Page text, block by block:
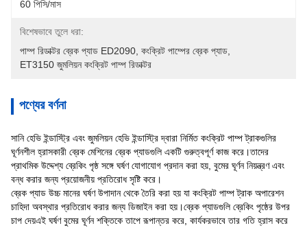
60 পিসি/মাস
বিশেষভাবে তুলে ধরা:
পাম্প রিডাক্টর ব্রেক প্যাড ED2090 কংক্রিট পাম্পের ব্রেক প্যাড
ET3150 জুমলিয়ন কংক্রিট পাম্প রিডাক্টর
পণ্যের বর্ণনা
সানি হেভি ইন্ডাস্ট্রি এবং জুমলিয়ন হেভি ইন্ডাস্ট্রি দ্বারা নির্মিত কংক্রিট পাম্প ট্রাকগুলির
ঘূর্ণনশীল হ্রাসকারী ব্রেক মেশিনের ব্রেক প্যাডগুলি একটি গুরুত্বপূর্ণ কাজ করে।তাদের
প্রাথমিক উদ্দেশ্য ব্রেকিং পৃষ্ঠ সঙ্গে ঘর্ষণ যোগাযোগ প্রদান করা হয়, বুমের ঘূর্ণন নিয়ন্ত্রণ এবং
বন্ধ করার জন্য প্রয়োজনীয় প্রতিরোধ সৃষ্টি করে।
ব্রেক প্যাড উচ্চ মানের ঘর্ষণ উপাদান থেকে তৈরি করা হয় যা কংক্রিট পাম্প ট্রাক অপারেশন
চাহিদা অবস্থার প্রতিরোধ করার জন্য ডিজাইন করা হয়।ব্রেক প্যাডগুলি ব্রেকিং পৃষ্ঠের উপর
চাপ দেয়এই ঘর্ষণ বুমের ঘূর্ণন শক্তিকে তাপে রূপান্তর করে, কার্যকরভাবে তার গতি হ্রাস করে